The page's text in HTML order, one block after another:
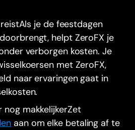
je de feestdagen
helpt ZeroFX je
verborgen kosten. Je
met ZeroFX,
naar ervaringen gaat in
nog makkelijkerZet
aan om elke betaling af te